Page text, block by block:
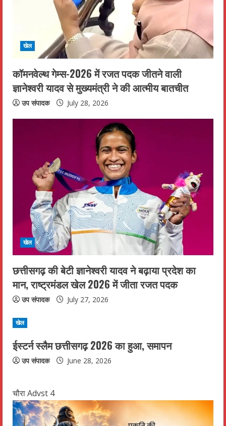
n
g
खेल
कॉमनवेल्थ गेम्स-2026 में रजत पदक जीतने वाली
ज्ञानेश्वरी यादव से मुख्यमंत्री ने की आत्मीय बातचीत
उप संपादक July 28, 2026
खेल
छत्तीसगढ़ की बेटी ज्ञानेश्वरी यादव ने बढ़ाया प्रदेश का
मान, राष्ट्रमंडल खेल 2026 में जीता रजत पदक
उप संपादक July 27, 2026
खेल
ईस्टर्न स्लैम छत्तीसगढ़ 2026 का हुआ, समापन
उप संपादक June 28, 2026
चौरा Advst 4